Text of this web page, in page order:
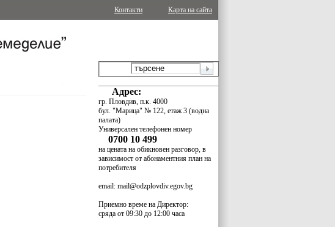
Карта на сайта
Контакти
Адрес:
гр. Пловдив, п.к. 4000
бул. "Марица" № 122, етаж 3 (водна
палата)
Универсален телефонен номер
0700 10 499
на цената на обикновен разговор, в
зависимост от абонаментния план на
потребителя
email: mail@odzplovdiv.egov.bg
Приемно време на Директор:
сряда от 09:30 до 12:00 часа